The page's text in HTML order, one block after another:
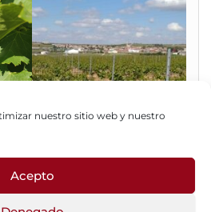
nuestro sitio web y nuestro
Acepto